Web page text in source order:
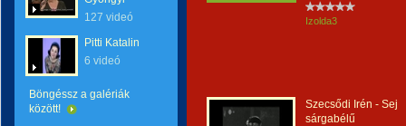
127 videó
Pitti Katalin
6 videó
Böngéssz a galériák
között!
Izolda3
Szecsődi Irén - Sej
sárgabélű